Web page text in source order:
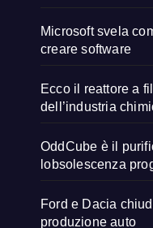
Microsoft svela
creare software
Ecco il reattore a
dell’industria
OddCube è il
lobsolescenza
Ford e Dacia
produzione auto